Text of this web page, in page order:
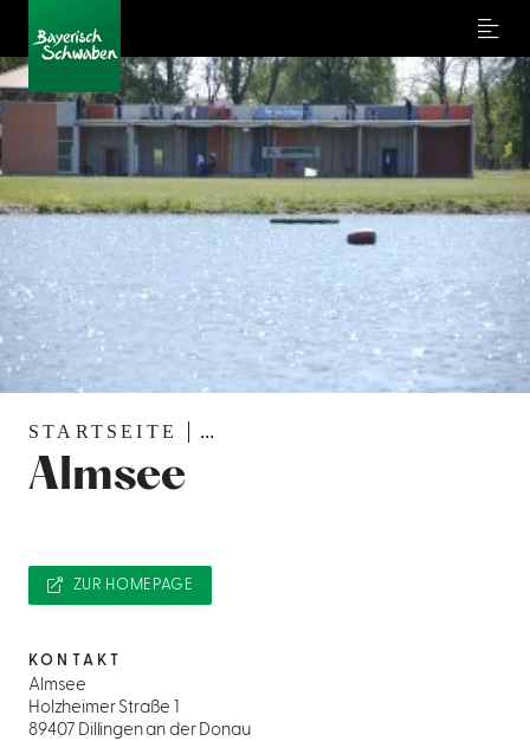
Menu
STARTSEITE ...
Almsee
ZUR HOMEPAGE
KONTAKT
Almsee
Holzheimer Straße 1
89407 Dillingen an der Donau